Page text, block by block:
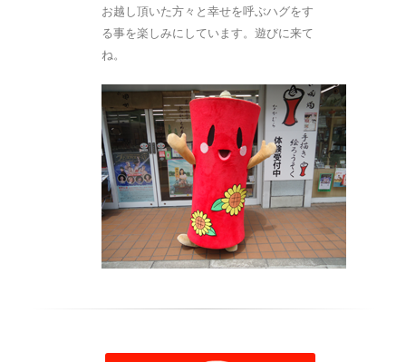
お越し頂いた方々と幸せを呼ぶハグをす
る事を楽しみにしています。遊びに来て
ね。